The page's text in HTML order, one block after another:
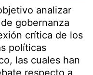
analizar
gobernanza
crítica de los
políticas
las cuales han
respecto a